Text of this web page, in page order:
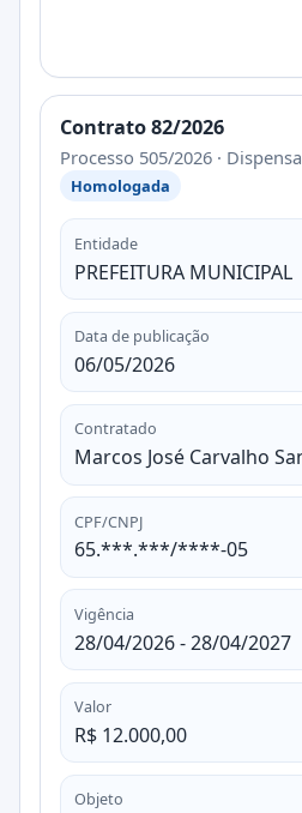
Contrato 82/2026
Processo 505/2026 ·
Homologada
Entidade
PREFEITURA MUNICIPAL
Data de publicação
06/05/2026
Contratado
Marcos José Carvalho
CPF/CNPJ
65.***.***/****-05
Vigência
28/04/2026 - 28/04/2027
Valor
R$ 12.000,00
Objeto